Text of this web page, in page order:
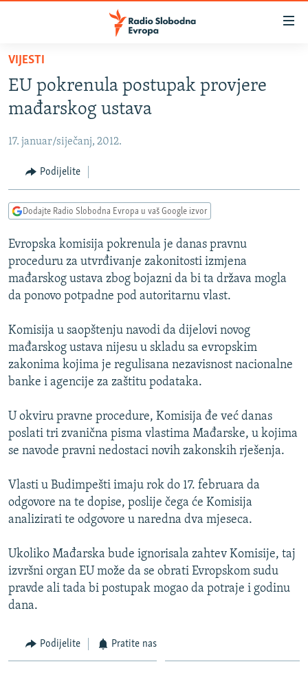
Pređite
glavni
sadržaj
na
navigaciju
Pređite
na
BOSNA I HERCEGOVINA
KOSOVO
CRNA GORA
VIDEO
FOTOGALERIJE
INFOGRAFIKE
PODCASTI
RAT U UKRAJINI
KINA NA BALKANU
RSE PRIČE IZ SVIJETA
DNEVNO@RSE
SPECIJALI RSE
GENOCID U SREBRENICI
POPLAVE I KLIZIŠTA U BIH 2024.
POST SCRIPTUM
MOJA EVROPA
SVE KARTE DEJTONA
NASTANAK I RASPAD JUGOSLAVIJE
PRATITE NAS
VIJESTI
EU pokrenula postupak provjere
mađarskog ustava
17. januar/siječanj, 2012.
Podijelite
Dodajte Radio Slobodna Evropa u vaš Google izvor
Evropska komisija pokrenula je danas pravnu
proceduru za utvrđivanje zakonitosti izmjena
mađarskog ustava zbog bojazni da bi ta država mogla
da ponovo potpadne pod autoritarnu vlast.
Komisija u saopštenju navodi da dijelovi novog
mađarskog ustava nijesu u skladu sa evropskim
zakonima kojima je regulisana nezavisnost nacionalne
banke i agencije za zaštitu podataka.
U okviru pravne procedure, Komisija đe već danas
poslati tri zvanična pisma vlastima Mađarske, u kojima
se navode pravni nedostaci novih zakonskih rješenja.
Vlasti u Budimpešti imaju rok do 17. februara da
odgovore na te dopise, poslije čega će Komisija
analizirati te odgovore u naredna dva mjeseca.
Ukoliko Mađarska bude ignorisala zahtev Komisije, taj
izvršni organ EU može da se obrati Evropskom sudu
pravde ali tada bi postupak mogao da potraje i godinu
dana.
Podijelite Pratite nas